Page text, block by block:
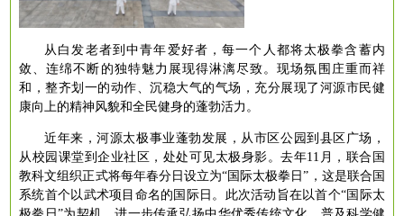
从白发老者到中青年爱好者，每一个人都将太极拳含蓄内
敛、连绵不断的独特魅力展现得淋漓尽致。现场氛围庄重而祥
和，整齐划一的动作、沉稳大气的气场，充分展现了河源市民健
康向上的精神风貌和全民健身的蓬勃活力。
近年来，河源太极事业蓬勃发展，从市区公园到县区广场，
从校园课堂到企业社区，处处可见太极身影。去年11月，联合国
教科文组织正式将每年春分日设立为“国际太极拳日”，这是联合国
系统首个以武术项目命名的国际日。此次活动旨在以首个“国际太